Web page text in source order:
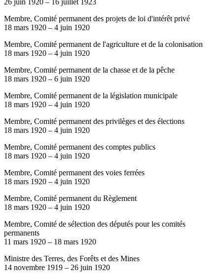
26 juin 1920 – 16 juillet 1923
Membre, Comité permanent des projets de loi d'intérêt privé
18 mars 1920 – 4 juin 1920
Membre, Comité permanent de l'agriculture et de la colonisation
18 mars 1920 – 4 juin 1920
Membre, Comité permanent de la chasse et de la pêche
18 mars 1920 – 6 juin 1920
Membre, Comité permanent de la législation municipale
18 mars 1920 – 4 juin 1920
Membre, Comité permanent des privilèges et des élections
18 mars 1920 – 4 juin 1920
Membre, Comité permanent des comptes publics
18 mars 1920 – 4 juin 1920
Membre, Comité permanent des voies ferrées
18 mars 1920 – 4 juin 1920
Membre, Comité permanent du Règlement
18 mars 1920 – 4 juin 1920
Membre, Comité de sélection des députés pour les comités
permanents
11 mars 1920 – 18 mars 1920
Ministre des Terres, des Forêts et des Mines
14 novembre 1919 – 26 juin 1920